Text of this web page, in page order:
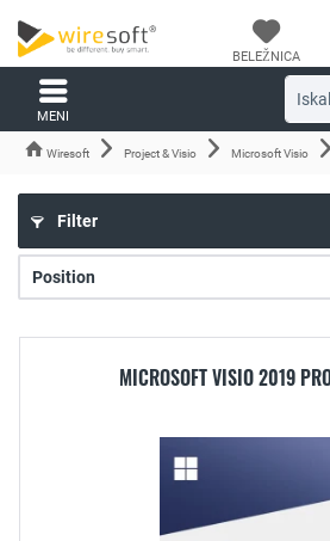
BELEŽNICA
MENI
Wiresoft Project & Visio Microsoft Visio
Filter
MICROSOFT VISIO 2019